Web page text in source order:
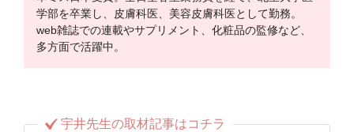
学部を卒業し、皮膚科医、美容皮膚科医として勤務。
web雑誌での連載やサプリメント、化粧品の監修など、
多方面で活躍中。
宇井先生の取材記事はコチラ